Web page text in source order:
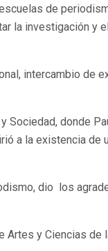
de
la investigación y
intercambio de
donde
a la existencia de
dio los
Artes y Ciencias